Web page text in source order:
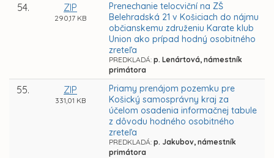
54. ZIP
290,17 KB
Prenechanie telocviční na ZŠ
Belehradská 21 v Košiciach do nájmu
občianskemu združeniu Karate klub
Union ako prípad hodný osobitného
zreteľa
PREDKLADÁ: p. Lenártová, námestník
primátora
55. ZIP
331,01 KB
Priamy prenájom pozemku pre
Košický samosprávny kraj za
účelom osadenia informačnej tabule
z dôvodu hodného osobitného
zreteľa
PREDKLADÁ: p. Jakubov, námestník
primátora